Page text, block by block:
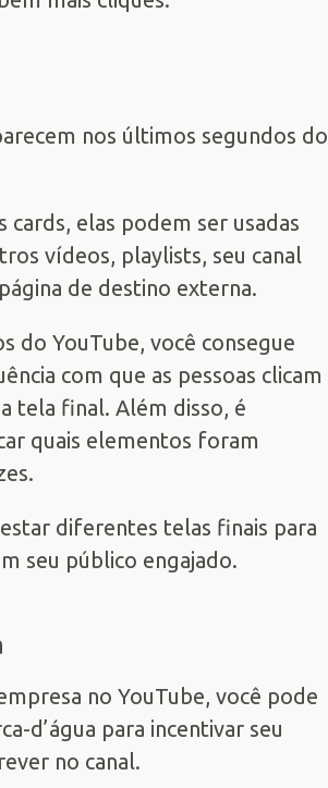
nos últimos segundos do
cards, elas podem ser usadas
vídeos, playlists, seu canal
de destino externa.
do YouTube, você consegue
com que as pessoas clicam
tela final. Além disso, é
quais elementos foram
diferentes telas finais para
seu público engajado.
no YouTube, você pode
d’água para incentivar seu
no canal.